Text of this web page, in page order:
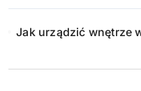
Jak urządzić wnętrze